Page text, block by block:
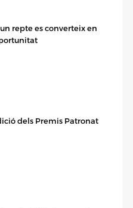
repte es converteix en
dels Premis Patronat